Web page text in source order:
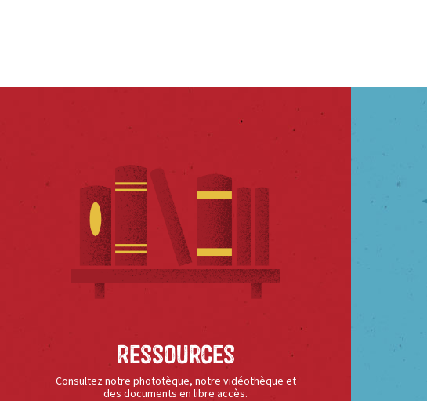
Ressources
Consultez notre phototèque, notre vidéothèque et
des documents en libre accès.